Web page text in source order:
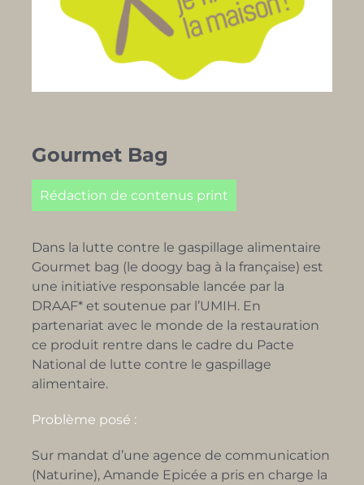
Gourmet Bag
Rédaction de contenus print
Dans la lutte contre le gaspillage alimentaire
Gourmet bag (le doogy bag à la française) est
une initiative responsable lancée par la
DRAAF* et soutenue par l’UMIH. En
partenariat avec le monde de la restauration
ce produit rentre dans le cadre du Pacte
National de lutte contre le gaspillage
alimentaire.
Problème posé :
Sur mandat d’une agence de communication
(Naturine), Amande Epicée a pris en charge la